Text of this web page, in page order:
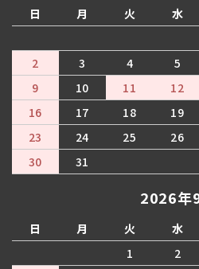
日 月 火 水
2
3 4 5
9
10 11 12
16
17 18 19
23
24 25 26
30
31
2026年
日 月 火 水
1
2